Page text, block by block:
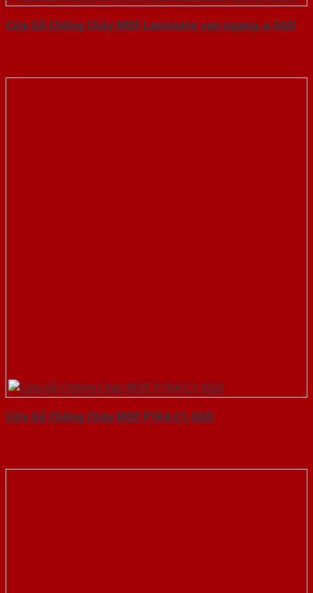
Cửa Gỗ Chống Cháy MDF Laminate van ngang-a-SGD
Cửa Gỗ Chống Cháy MDF P1R4-C1-SGD